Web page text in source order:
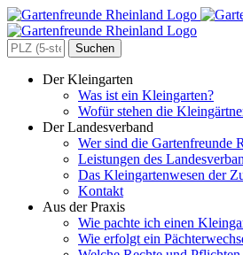
Zum
Inhalt
springen
Search
for:
Der Kleingarten
Was ist ein Kleingarten?
Wofür stehen die
Der Landesverband
Wer sind die Gartenfreunde
Leistungen des
Das Kleingartenwesen der
Kontakt
Aus der Praxis
Wie pachte ich einen
Wie erfolgt ein